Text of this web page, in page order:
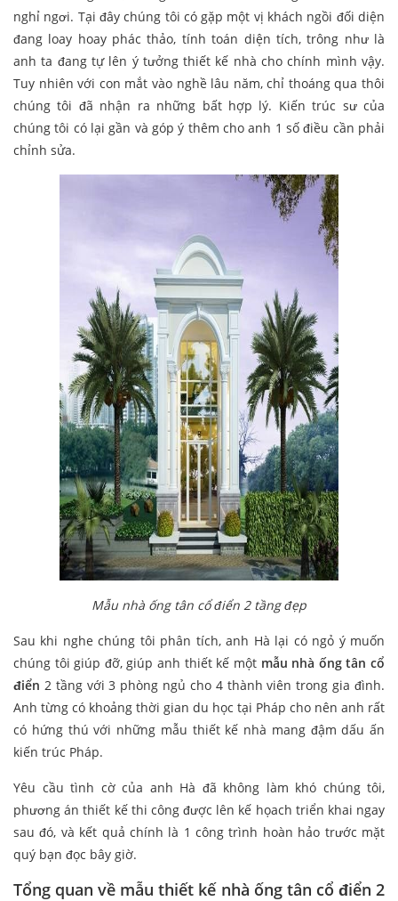
nghỉ ngơi. Tại đây chúng tôi có gặp một vị khách ngồi đối diện
đang loay hoay phác thảo, tính toán diện tích, trông như là
anh ta đang tự lên ý tưởng thiết kế nhà cho chính mình vậy.
Tuy nhiên với con mắt vào nghề lâu năm, chỉ thoáng qua thôi
chúng tôi đã nhận ra những bất hợp lý. Kiến trúc sư của
chúng tôi có lại gần và góp ý thêm cho anh 1 số điều cần phải
chỉnh sửa.
Mẫu nhà ống tân cổ điển 2 tầng đẹp
Sau khi nghe chúng tôi phân tích, anh Hà lại có ngỏ ý muốn
chúng tôi giúp đỡ, giúp anh thiết kế một mẫu nhà ống tân cổ
điển 2 tầng với 3 phòng ngủ cho 4 thành viên trong gia đình.
Anh từng có khoảng thời gian du học tại Pháp cho nên anh rất
có hứng thú với những mẫu thiết kế nhà mang đậm dấu ấn
kiến trúc Pháp.
Yêu cầu tình cờ của anh Hà đã không làm khó chúng tôi,
phương án thiết kế thi công được lên kế họach triển khai ngay
sau đó, và kết quả chính là 1 công trình hoàn hảo trước mặt
quý bạn đọc bây giờ.
Tổng quan về mẫu thiết kế nhà ống tân cổ điển 2